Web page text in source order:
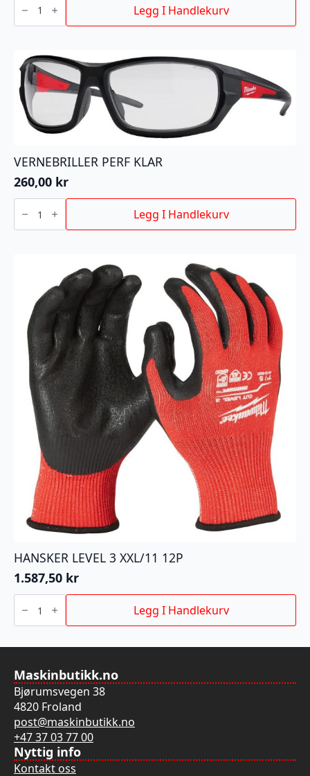
PERF
MØRK
antall
Legg I Handlekurv
VERNEBRILLER PERF KLAR
260,00 kr
VERNEBRILLER
PERF
antall
Legg I Handlekurv
HANSKER LEVEL 3 XXL/11 12P
1.587,50 kr
HANSKER
LEVEL
XXL/11
antall
Legg I Handlekurv
Maskinbutikk.no
Bjørumsvegen 38
4820 Froland
post@maskinbutikk.no
+47 37 03 77 00
Nyttig info
Kontakt oss